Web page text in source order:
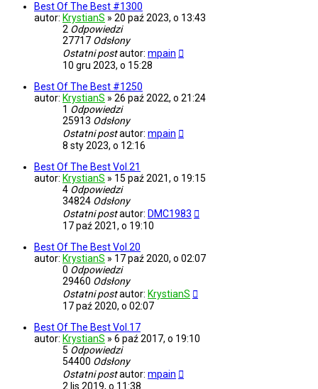
Best Of The Best #1300
autor: KrystianS » 20 paź 2023, o 13:43
2 Odpowiedzi
27717 Odsłony
Ostatni postautor: mpain
10 gru 2023, o 15:28
Best Of The Best #1250
autor: KrystianS » 26 paź 2022, o 21:24
1 Odpowiedzi
25913 Odsłony
Ostatni postautor: mpain
8 sty 2023, o 12:16
Best Of The Best Vol.21
autor: KrystianS » 15 paź 2021, o 19:15
4 Odpowiedzi
34824 Odsłony
Ostatni postautor: DMC1983
17 paź 2021, o 19:10
Best Of The Best Vol.20
autor: KrystianS » 17 paź 2020, o 02:07
0 Odpowiedzi
29460 Odsłony
Ostatni postautor: KrystianS
17 paź 2020, o 02:07
Best Of The Best Vol.17
autor: KrystianS » 6 paź 2017, o 19:10
5 Odpowiedzi
54400 Odsłony
Ostatni postautor: mpain
2 lis 2019, o 11:38